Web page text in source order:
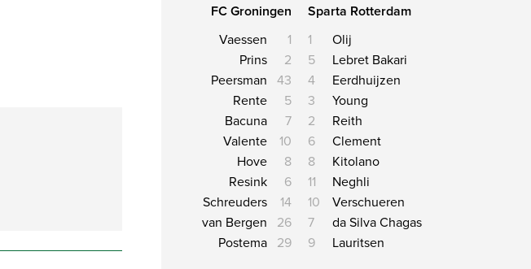
FC Groningen Sparta Rotterdam
Vaessen 1 Olij
1
Prins
2 Lebret Bakari
5
Peersman 43 Eerdhuijzen
4
Rente
5 Young
3
Bacuna
7 Reith
2
Valente
10 Clement
6
Hove
8 Kitolano
8
Resink
6 Neghli
11
Schreuders
14 Verschueren
10
van Bergen
26 da Silva Chagas
7
Postema 29 Lauritsen
9